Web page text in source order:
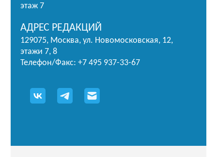
этаж 7
АДРЕС РЕДАКЦИЙ
129075, Москва, ул. Новомосковская, 12,
этажи 7, 8
Телефон/Факс: +7 495 937-33-67